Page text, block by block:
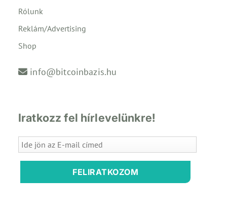
Rólunk
Reklám/Advertising
Shop
info@bitcoinbazis.hu
Iratkozz fel hírlevelünkre!
FELIRATKOZOM